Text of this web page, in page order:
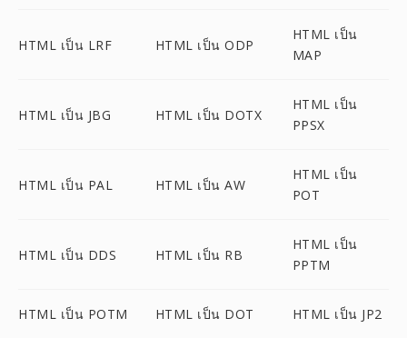
HTML เป็น LRF HTML เป็น ODP
HTML เป็น
MAP
HTML เป็น JBG HTML เป็น DOTX
HTML เป็น
PPSX
HTML เป็น PAL HTML เป็น AW
HTML เป็น
POT
HTML เป็น DDS HTML เป็น RB
HTML เป็น
PPTM
HTML เป็น POTM HTML เป็น DOT HTML เป็น JP2